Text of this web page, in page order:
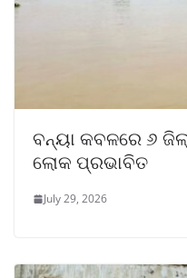
ବନ୍ୟା କବଳରେ ୬
ଲୋକ ପ୍ରଭାବିତ
July 29, 2026